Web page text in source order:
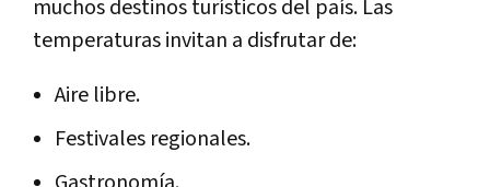
muchos destinos turísticos del país. Las
temperaturas invitan a disfrutar de:
Aire libre.
Festivales regionales.